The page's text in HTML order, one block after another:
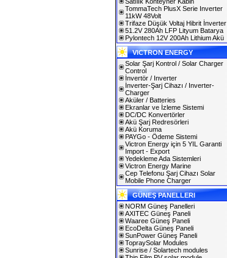
TommaTech PlusX Serie Inverter
11kW 48Volt
Trifaze Düşük Voltaj Hibrit İnverter
51.2V 280Ah LFP Lityum Batarya
Pylontech 12V 200Ah Lithium Akü
VICTRON ENERGY
Solar Şarj Kontrol / Solar Charger
Control
İnvertör / Inverter
İnverter-Şarj Cihazı / Inverter-
Charger
Aküler / Batteries
Ekranlar ve İzleme Sistemi
DC/DC Konvertörler
Akü Şarj Redresörleri
Akü Koruma
PAYGo - Ödeme Sistemi
Victron Energy için 5 YIL Garanti
Import - Export
Yedekleme Ada Sistemleri
Victron Energy Marine
Cep Telefonu Şarj Cihazı Solar
Mobile Phone Charger
GÜNEŞ PANELLERI
NORM Güneş Panelleri
AXITEC Güneş Paneli
Waaree Güneş Paneli
EcoDelta Güneş Paneli
SunPower Güneş Paneli
TopraySolar Modules
Sunrise / Solartech modules